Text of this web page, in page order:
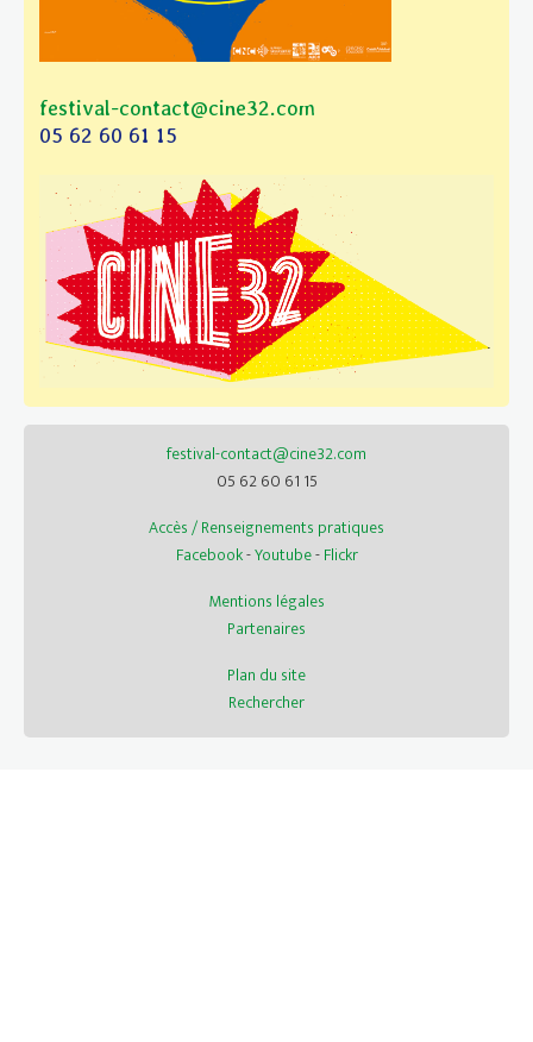
festival-contact@cine32.com
05 62 60 61 15
festival-contact@cine32.com
05 62 60 61 15
Accès / Renseignements pratiques
Facebook-Youtube-Flickr
Mentions légales
Partenaires
Plan du site
Rechercher